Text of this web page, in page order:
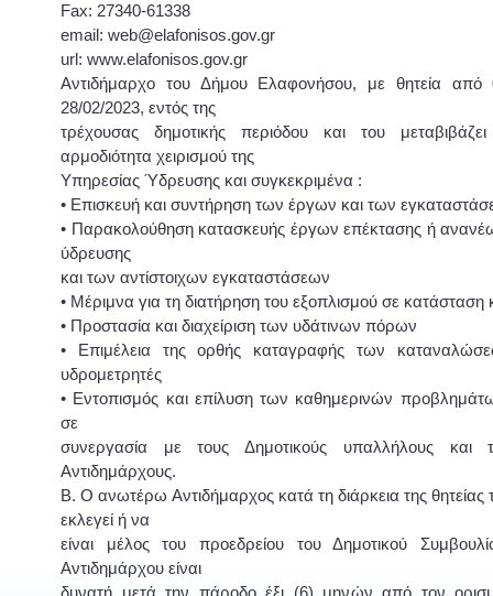
Fax: 27340-61338
email: web@elafonisos.gov.gr
url: www.elafonisos.gov.gr
Αντιδήμαρχο του Δήμου Ελαφονήσου, με θητεία από
28/02/2023, εντός της
τρέχουσας δημοτικής περιόδου και του
αρμοδιότητα χειρισμού της
Υπηρεσίας Ύδρευσης και συγκεκριμένα :
• Επισκευή και συντήρηση των έργων και των
• Παρακολούθηση κατασκευής έργων επέκτασης ή
ύδρευσης
και των αντίστοιχων εγκαταστάσεων
• Μέριμνα για τη διατήρηση του εξοπλισμού σε κατάσταση
• Προστασία και διαχείριση των υδάτινων πόρων
• Επιμέλεια της ορθής καταγραφής των
υδρομετρητές
• Εντοπισμός και επίλυση των καθημερινών
σε
συνεργασία με τους Δημοτικούς υπαλλήλους και
Αντιδημάρχους.
Β. Ο ανωτέρω Αντιδήμαρχος κατά τη διάρκεια της θητείας
εκλεγεί ή να
είναι μέλος του προεδρείου του Δημοτικού
Αντιδημάρχου είναι
δυνατή μετά την πάροδο έξι (6) μηνών από τον